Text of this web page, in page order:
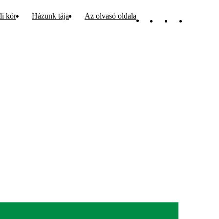
kör Házunk tája Az olvasó oldala